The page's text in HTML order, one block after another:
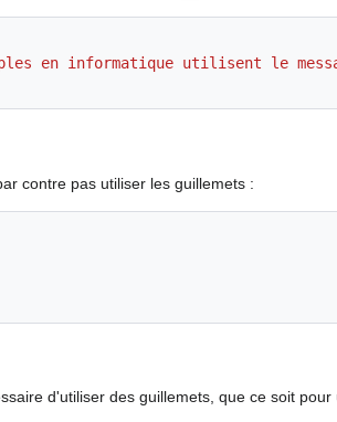
en informatique utilisent le
contre pas utiliser les guillemets :
d'utiliser des guillemets, que ce soit